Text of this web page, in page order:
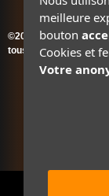
©2026-2027 France
tous droits réservés
meilleure
bouton
Cookies et
Votre